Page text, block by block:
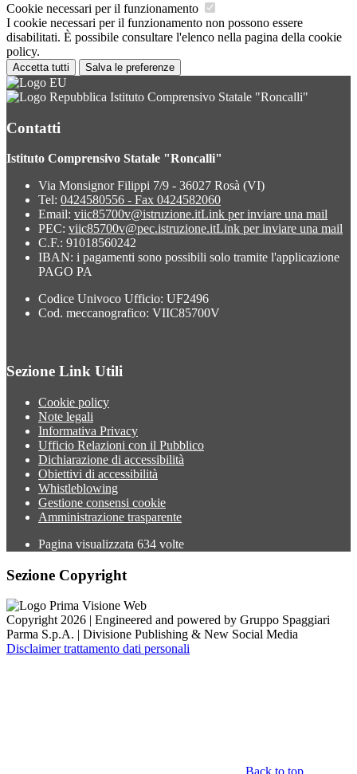
Cookie necessari per il funzionamento
I cookie necessari per il funzionamento non possono essere
disabilitati. È possibile consultare l'elenco nella pagina della cookie
policy.
Accetta tutti Salva le preferenze
Istituto Comprensivo Statale "Roncalli"
Contatti
Istituto Comprensivo Statale "Roncalli"
Via Monsignor Filippi 7/9 - 36027 Rosà (VI)
Tel: 0424580556 - Fax 0424582060
Email: viic85700v@istruzione.itLink per inviare una mail
PEC: viic85700v@pec.istruzione.itLink per inviare una mail
C.F.: 91018560242
IBAN: i pagamenti sono possibili solo tramite l'applicazione
PAGO PA
Codice Univoco Ufficio: UF2496
Cod. meccanografico: VIIC85700V
Sezione Link Utili
Cookie policy
Note legali
Informativa Privacy
Ufficio Relazioni con il Pubblico
Dichiarazione di accessibilità
Obiettivi di accessibilità
Whistleblowing
Gestione consensi cookie
Amministrazione trasparente
Pagina visualizzata 634 volte
Sezione Copyright
Copyright 2026 | Engineered and powered by Gruppo Spaggiari
Parma S.p.A. | Divisione Publishing & New Social Media
Disclaimer trattamento dati personali